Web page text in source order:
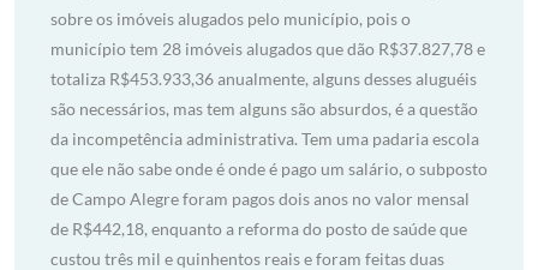
sobre os imóveis alugados pelo município, pois o
município tem 28 imóveis alugados que dão R$37.827,78 e
totaliza R$453.933,36 anualmente, alguns desses aluguéis
são necessários, mas tem alguns são absurdos, é a questão
da incompetência administrativa. Tem uma padaria escola
que ele não sabe onde é onde é pago um salário, o subposto
de Campo Alegre foram pagos dois anos no valor mensal
de R$442,18, enquanto a reforma do posto de saúde que
custou três mil e quinhentos reais e foram feitas duas